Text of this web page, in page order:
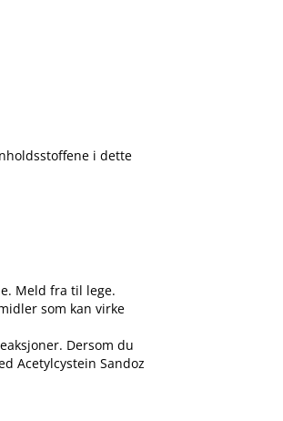
i dette
Meld fra til lege.
som kan virke
Dersom du
Acetylcystein Sandoz